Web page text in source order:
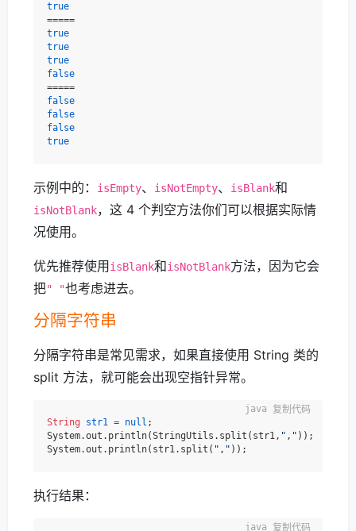
true
true
true
true
false
false
false
false
true
示例中的： isEmpty、 isNotEmpty、 isBlank和
isNotBlank，这 4 个判空方法你们可以根据实际情
况使用。
优先推荐使用 isBlank和isNotBlank方法，因为它会
把" "也考虑进去。
分隔字符串
分隔字符串是常见需求，如果直接使用 String 类的
split 方法，就可能会出现空指针异常。
String str1 = null ;
System.out.println(StringUtils.split(str1, "," ));
System.out.println(str1.split( ","
复制代码
执行结果：
复制代码